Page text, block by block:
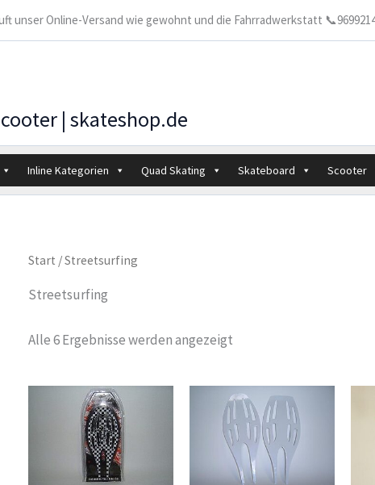
unser Online-Versand wie gewohnt und die Fahrradwerkstatt
| skateshop.de
Inline Kategorien Quad Skating Skateboard Scooter
Start / Streetsurfing
Streetsurfing
Alle 6 Ergebnisse werden angezeigt